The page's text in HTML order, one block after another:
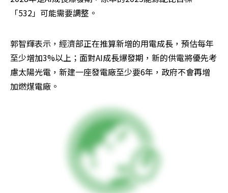
「532」可能需要調整。
郭智輝表示，經濟部正在推算新增的用電成長，預估每年
至少增加3%以上；面對AI成長爆發期，新的供電將優先考
慮太陽光電，新建一座發電廠至少要6年，政府不會再增
加燃煤電廠。